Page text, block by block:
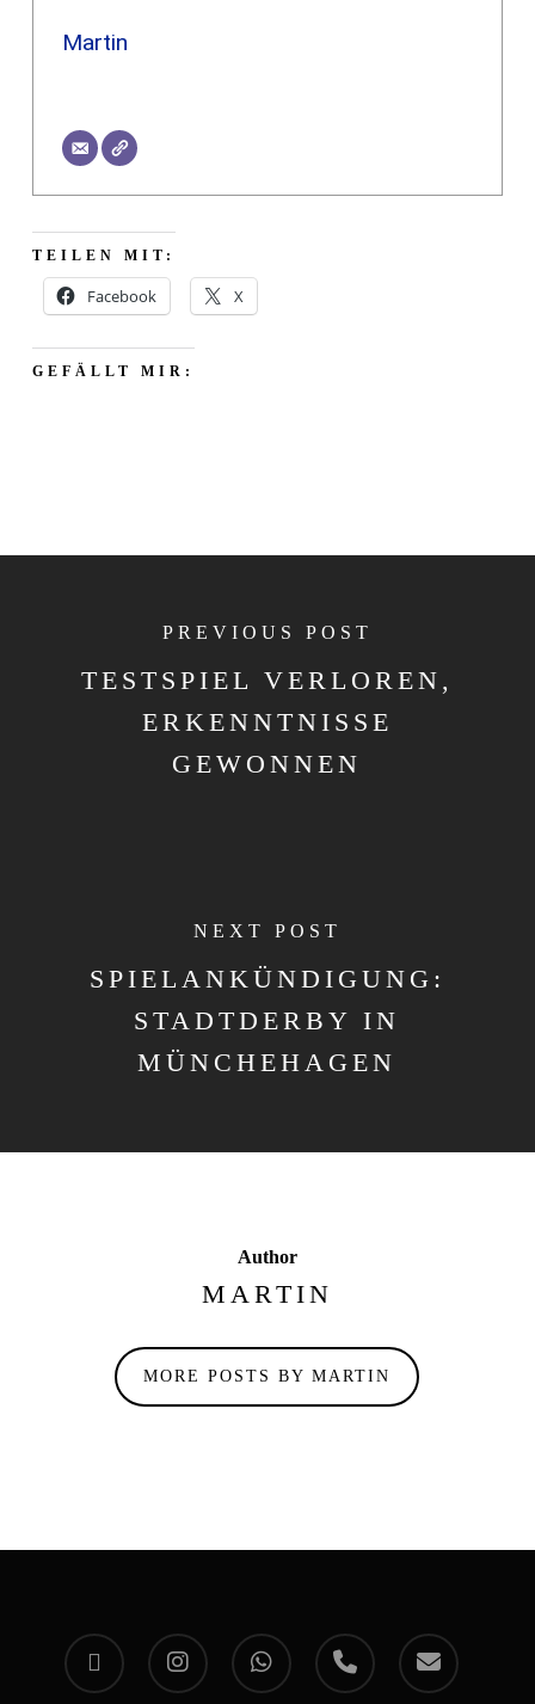
Martin
TEILEN MIT:
Facebook X
GEFÄLLT MIR:
PREVIOUS POST
TESTSPIEL VERLOREN,
ERKENNTNISSE
GEWONNEN
NEXT POST
SPIELANKÜNDIGUNG:
STADTDERBY IN
MÜNCHEHAGEN
Author
MARTIN
MORE POSTS BY MARTIN
facebook instagram whatsapp phone email